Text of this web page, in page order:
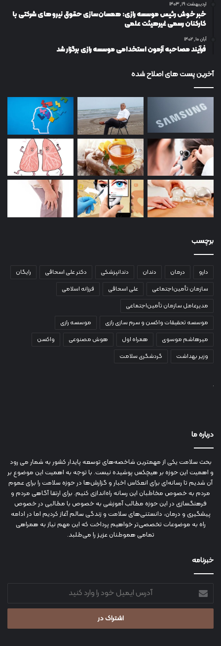
اردیبهشت ۱۹, ۱۴۰۳
خبر خوش رئیس موسسه رازی: همسان‌سازی حقوق نیروهای شرکتی با
کارکنان رسمی غیرهیئت علمی
آبان ۱۰, ۱۴۰۲
فرآیند مصاحبه آزمون استخدامی موسسه رازی برگزار شد
آخرین پست های اصلاح شده
برچسب
دارو درمان دندان دندانپزشکی دکتر علی اسحاقی
رایگان
سازمان تأمین‌اجتماعی
علی اسحاقی
فرزانه اسلامی
مدیرعامل سازمان تأمین‌اجتماعی
موسسه تحقیقات واکسن و سرم سازی رازی
موسسه رازی
میرهاشم موسوی
همراه اول هوش مصنوعی
واکسن
وزیر بهداشت
گردشگری سلامت
درباره ما
بحث سلامت یکی از مهمترین شاخصه‌های توسعه پایدار کشور به شمار می رود
و اهمیت این حوزه بر هیچکس پوشیده نیست. با توجه به اهمیت این موضوع بر
آن شدیم تا رسانه‌ای برای انعکاس اخبار و گزارش‌ها در حوزه سلامت را برای عموم
مردم به خصوص مخاطبان این رسانه راه‌اندازی کنیم. برای ارتقا آگاهی مردم و
فرهنگسازی در این حوزه مطالب آموزشی به خصوص با مطالبی در خصوص
پیشگیری و درمان، دانستنی‌های سلامت و زندگی سالم آغاز کردیم اما در ادامه
راه به موضوعات تخصصی‌تر خواهیم پرداخت که این مهم نیاز به همراهی
تمامی هموطنان عزیز را می‌طلبد.
خبرنامه
آدرس
ایمیل
خود
وارد